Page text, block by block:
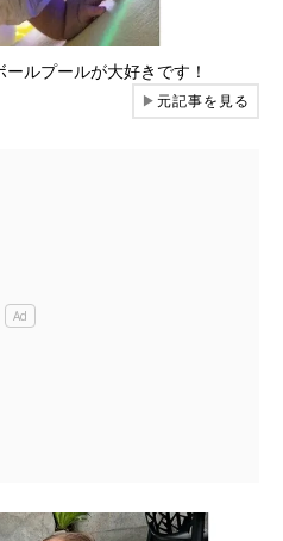
ルプールが大好きです！
▶元記事を見る